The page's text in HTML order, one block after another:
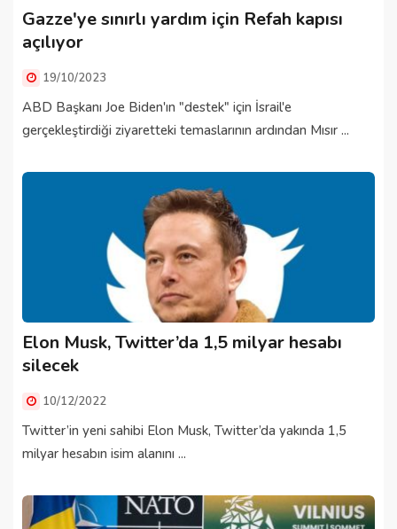
Gazze'ye sınırlı yardım için Refah kapısı
açılıyor
19/10/2023
ABD Başkanı Joe Biden'ın "destek" için İsrail'e
gerçekleştirdiği ziyaretteki temaslarının ardından Mısır ...
Elon Musk, Twitter’da 1,5 milyar hesabı
silecek
10/12/2022
Twitter’in yeni sahibi Elon Musk, Twitter’da yakında 1,5
milyar hesabın isim alanını ...